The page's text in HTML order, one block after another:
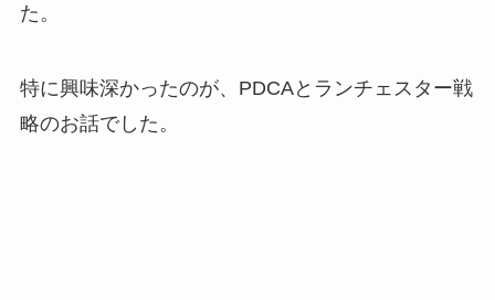
た。
特に興味深かったのが、PDCAとランチェスター戦
略のお話でした。